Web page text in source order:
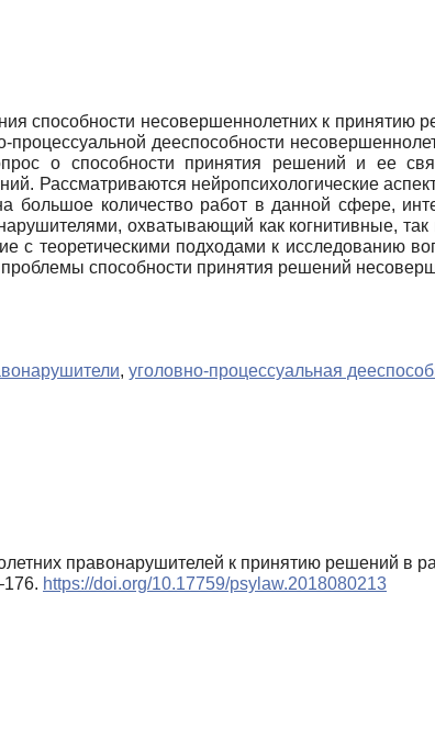
способности несовершеннолетних к принятию
дееспособности
о способности принятия решений и ее
Рассматриваются нейропсихологические
количество работ в данной сфере,
охватывающий как когнитивные,
с теоретическими подходами к исследованию
способности принятия решений
, уголовно-процессуальная
правонарушителей к принятию решений в
https://doi.org/10.17759/psylaw.2018080213